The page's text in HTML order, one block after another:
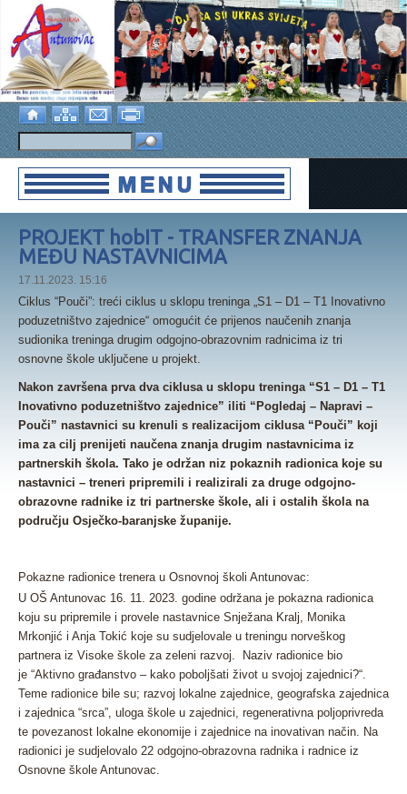
PROJEKT hobIT - TRANSFER ZNANJA
MEĐU NASTAVNICIMA
17.11.2023. 15:16
Ciklus “Pouči”: treći ciklus u sklopu treninga „S1 – D1 – T1 Inovativno
poduzetništvo zajednice“ omogućit će prijenos naučenih znanja
sudionika treninga drugim odgojno-obrazovnim radnicima iz tri
osnovne škole uključene u projekt.
Nakon završena prva dva ciklusa u sklopu treninga “S1 – D1 – T1
Inovativno poduzetništvo zajednice” iliti “Pogledaj – Napravi –
Pouči” nastavnici su krenuli s realizacijom ciklusa “Pouči” koji
ima za cilj prenijeti naučena znanja drugim nastavnicima iz
partnerskih škola. Tako je održan niz pokaznih radionica koje su
nastavnici – treneri pripremili i realizirali za druge odgojno-
obrazovne radnike iz tri partnerske škole, ali i ostalih škola na
području Osječko-baranjske županije.
Pokazne radionice trenera u Osnovnoj školi Antunovac:
U OŠ Antunovac 16. 11. 2023. godine održana je pokazna radionica
koju su pripremile i provele nastavnice Snježana Kralj, Monika
Mrkonjić i Anja Tokić koje su sudjelovale u treningu norveškog
partnera iz Visoke škole za zeleni razvoj. Naziv radionice bio
je “Aktivno građanstvo – kako poboljšati život u svojoj zajednici?“.
Teme radionice bile su; razvoj lokalne zajednice, geografska zajednica
i zajednica “srca”, uloga škole u zajednici, regenerativna poljoprivreda
te povezanost lokalne ekonomije i zajednice na inovativan način. Na
radionici je sudjelovalo 22 odgojno-obrazovna radnika i radnice iz
Osnovne škole Antunovac.